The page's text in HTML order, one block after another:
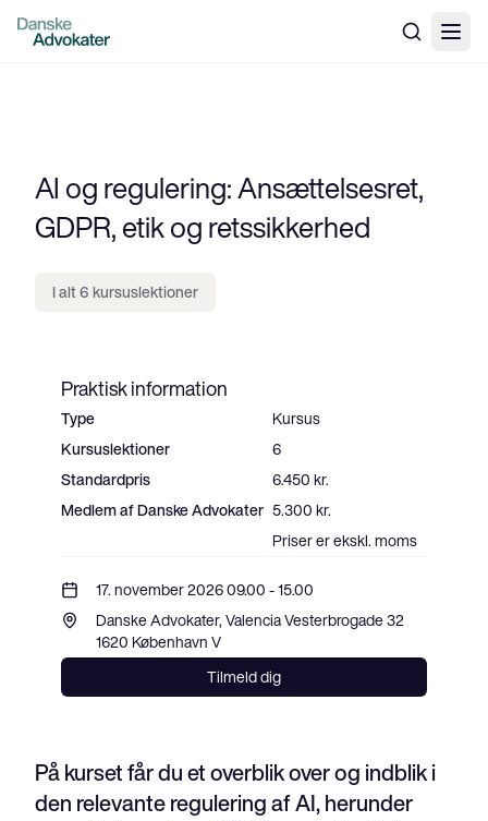
AI og regulering: Ansættelsesret,
GDPR, etik og retssikkerhed
I alt 6 kursuslektioner
Praktisk information
Type
Kursus
Kursuslektioner
6
Standardpris
6.450 kr.
Medlem af Danske Advokater 5.300 kr.
Priser er ekskl. moms
17. november 2026 09.00 - 15.00
Danske Advokater, Valencia Vesterbrogade 32
1620 København V
Tilmeld dig
På kurset får du et overblik over og indblik i
den relevante regulering af AI, herunder